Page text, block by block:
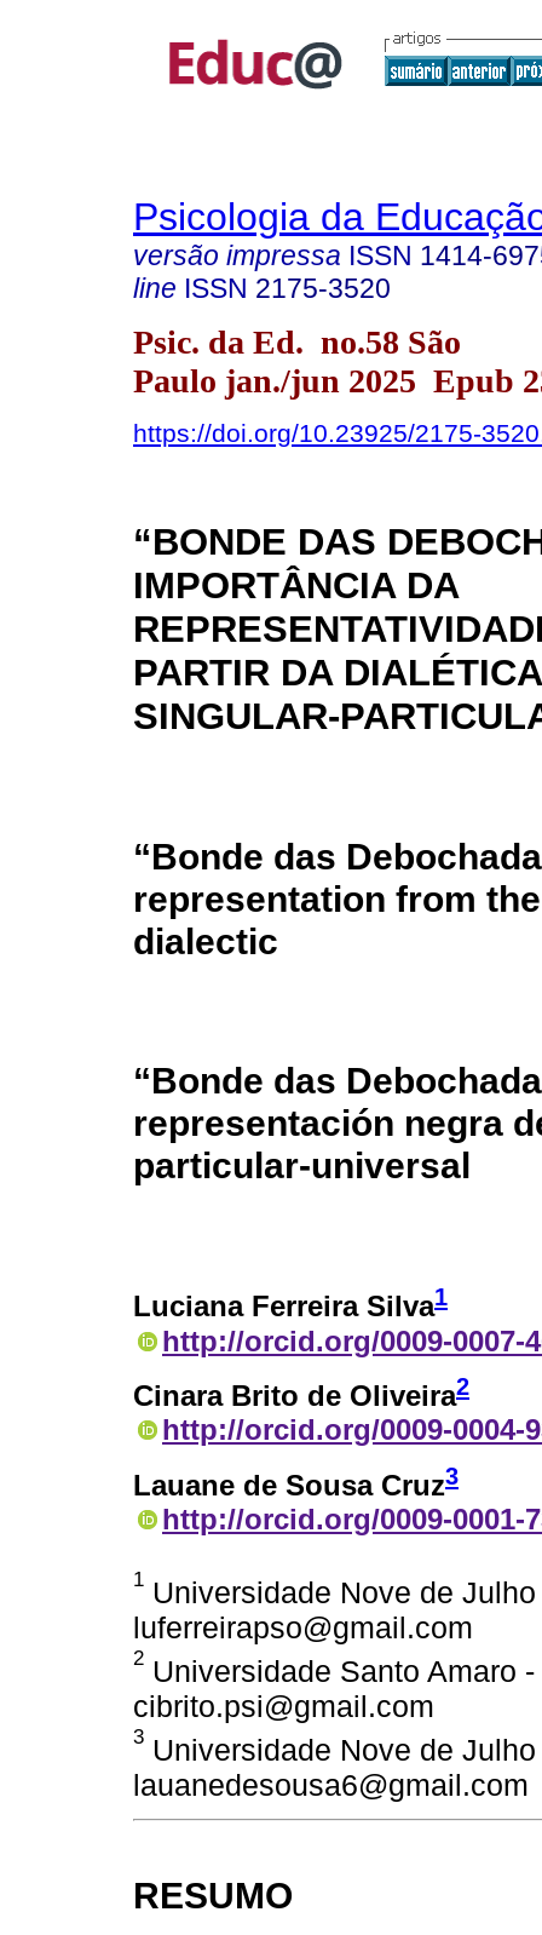
Psicologia da
versão impressa ISSN 1414-
line ISSN 2175-3520
Psic. da Ed. no.58 São
Paulo jan./jun 2025 Epub
https://doi.org/10.23925/2175-
“BONDE DAS
IMPORTÂNCIA DA
PARTIR DA DIALÉTICA
SINGULAR-
“Bonde das
representation from
dialectic
“Bonde das
representación negra
particular-universal
Luciana Ferreira Silva1
http://orcid.org/0009-0007-
Cinara Brito de Oliveira2
http://orcid.org/0009-0004-
Lauane de Sousa Cruz3
http://orcid.org/0009-0001-
1 Universidade Nove de
luferreirapso@gmail.com
2 Universidade Santo Amaro
cibrito.psi@gmail.com
3 Universidade Nove de
lauanedesousa6@gmail.com
RESUMO